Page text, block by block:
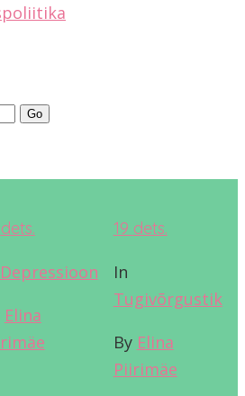
dets.
Depressioon
Elina
19 dets.
In
Tugivõrgustik
By Elina
Piirimäe